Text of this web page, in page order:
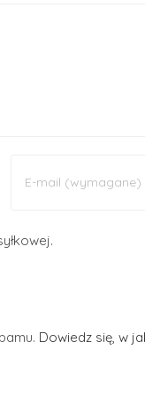
Dowiedz się, w